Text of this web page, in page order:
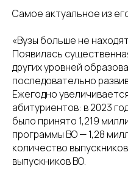
Самое актуальное из
«Вузы больше не
Появилась
других уровней
последовательно
Ежегодно
абитуриентов: в 2023
было принято 1,219
программы ВО — 1,28
количество
выпускников ВО.